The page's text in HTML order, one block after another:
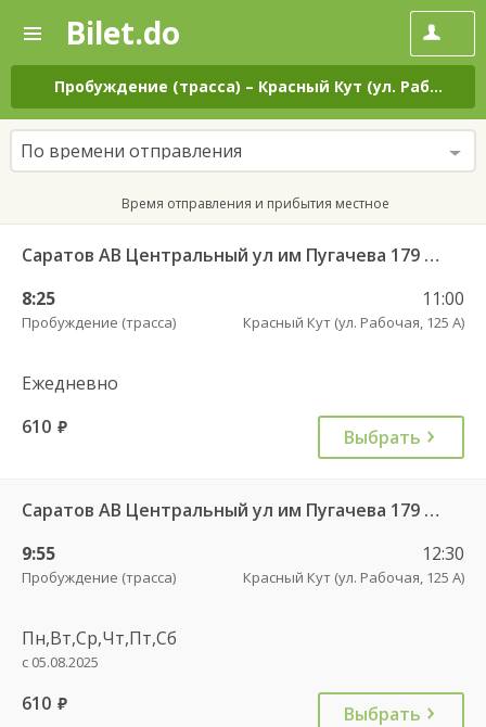
—
Поиск
и
покупка
билетов
на
автобус
онлайн
Bilet.do
Пробуждение (трасса) – Красный Кут (ул. Рабочая, 125 А)
По времени отправления
Время отправления и прибытия местное
Саратов АВ Центральный ул им Пугачева 179 А — Красный Кут (ул Рабочая 125 А) 622
8:25
Пробуждение (трасса)
11:00
Красный Кут (ул. Рабочая, 125 А)
Ежедневно
610 руб. Выбрать
Саратов АВ Центральный ул им Пугачева 179 А — Красный Кут (ул Рабочая 125 А) 622
9:55
Пробуждение (трасса)
12:30
Красный Кут (ул. Рабочая, 125 А)
Пн,Вт,Ср,Чт,Пт,Сб
с 05.08.2025
610 руб. Выбрать